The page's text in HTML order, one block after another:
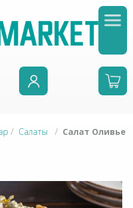
/ Салаты / Салат Оливье